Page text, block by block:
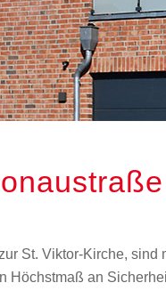
St. Viktor-Kirche,
Höchstmaß an